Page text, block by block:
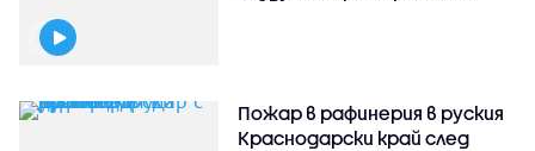
Пожар в рафинерия в руския
Краснодарски край след